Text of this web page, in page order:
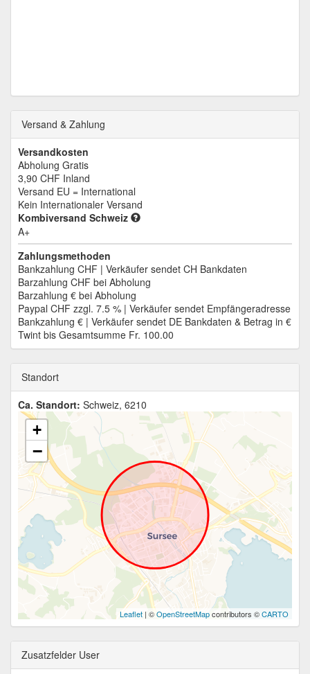
Versand & Zahlung
Versandkosten
Abholung Gratis
3,90 CHF Inland
Versand EU = International
Kein Internationaler Versand
Kombiversand Schweiz
A+
Zahlungsmethoden
Bankzahlung CHF | Verkäufer sendet CH Bankdaten
Barzahlung CHF bei Abholung
Barzahlung € bei Abholung
Paypal CHF zzgl. 7.5 % | Verkäufer sendet Empfängeradresse
Bankzahlung € | Verkäufer sendet DE Bankdaten & Betrag in €
Twint bis Gesamtsumme Fr. 100.00
Standort
Ca. Standort: Schweiz, 6210
+
−
Leaflet | ©OpenStreetMapcontributors ©CARTO
Zusatzfelder User